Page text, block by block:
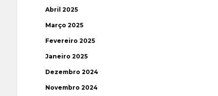
Abril 2025
Março 2025
Fevereiro 2025
Janeiro 2025
Dezembro 2024
Novembro 2024